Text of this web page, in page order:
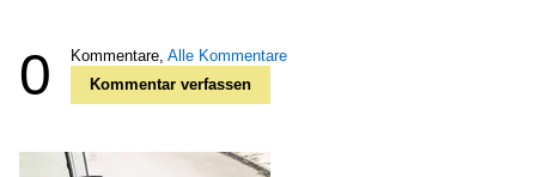
0 Kommentare, Alle Kommentare
Kommentar verfassen